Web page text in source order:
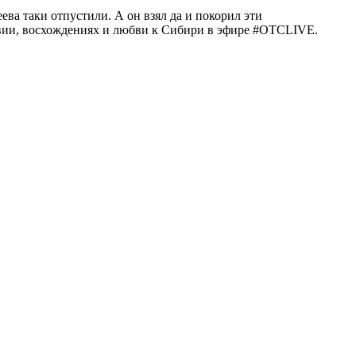
таки отпустили. А он взял да и покорил эти
восхождениях и любви к Сибири в эфире #OTCLIVE.